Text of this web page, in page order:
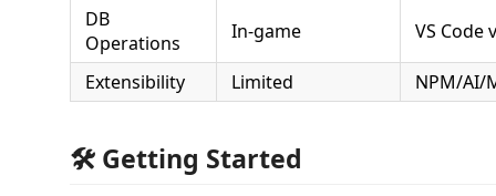
DB
Operations
In-game VS Code
Extensibility Limited NPM/AI/
🛠️ Getting Started